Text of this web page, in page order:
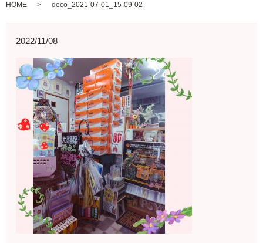
HOME deco_2021-07-01_15-09-02
2022/11/08